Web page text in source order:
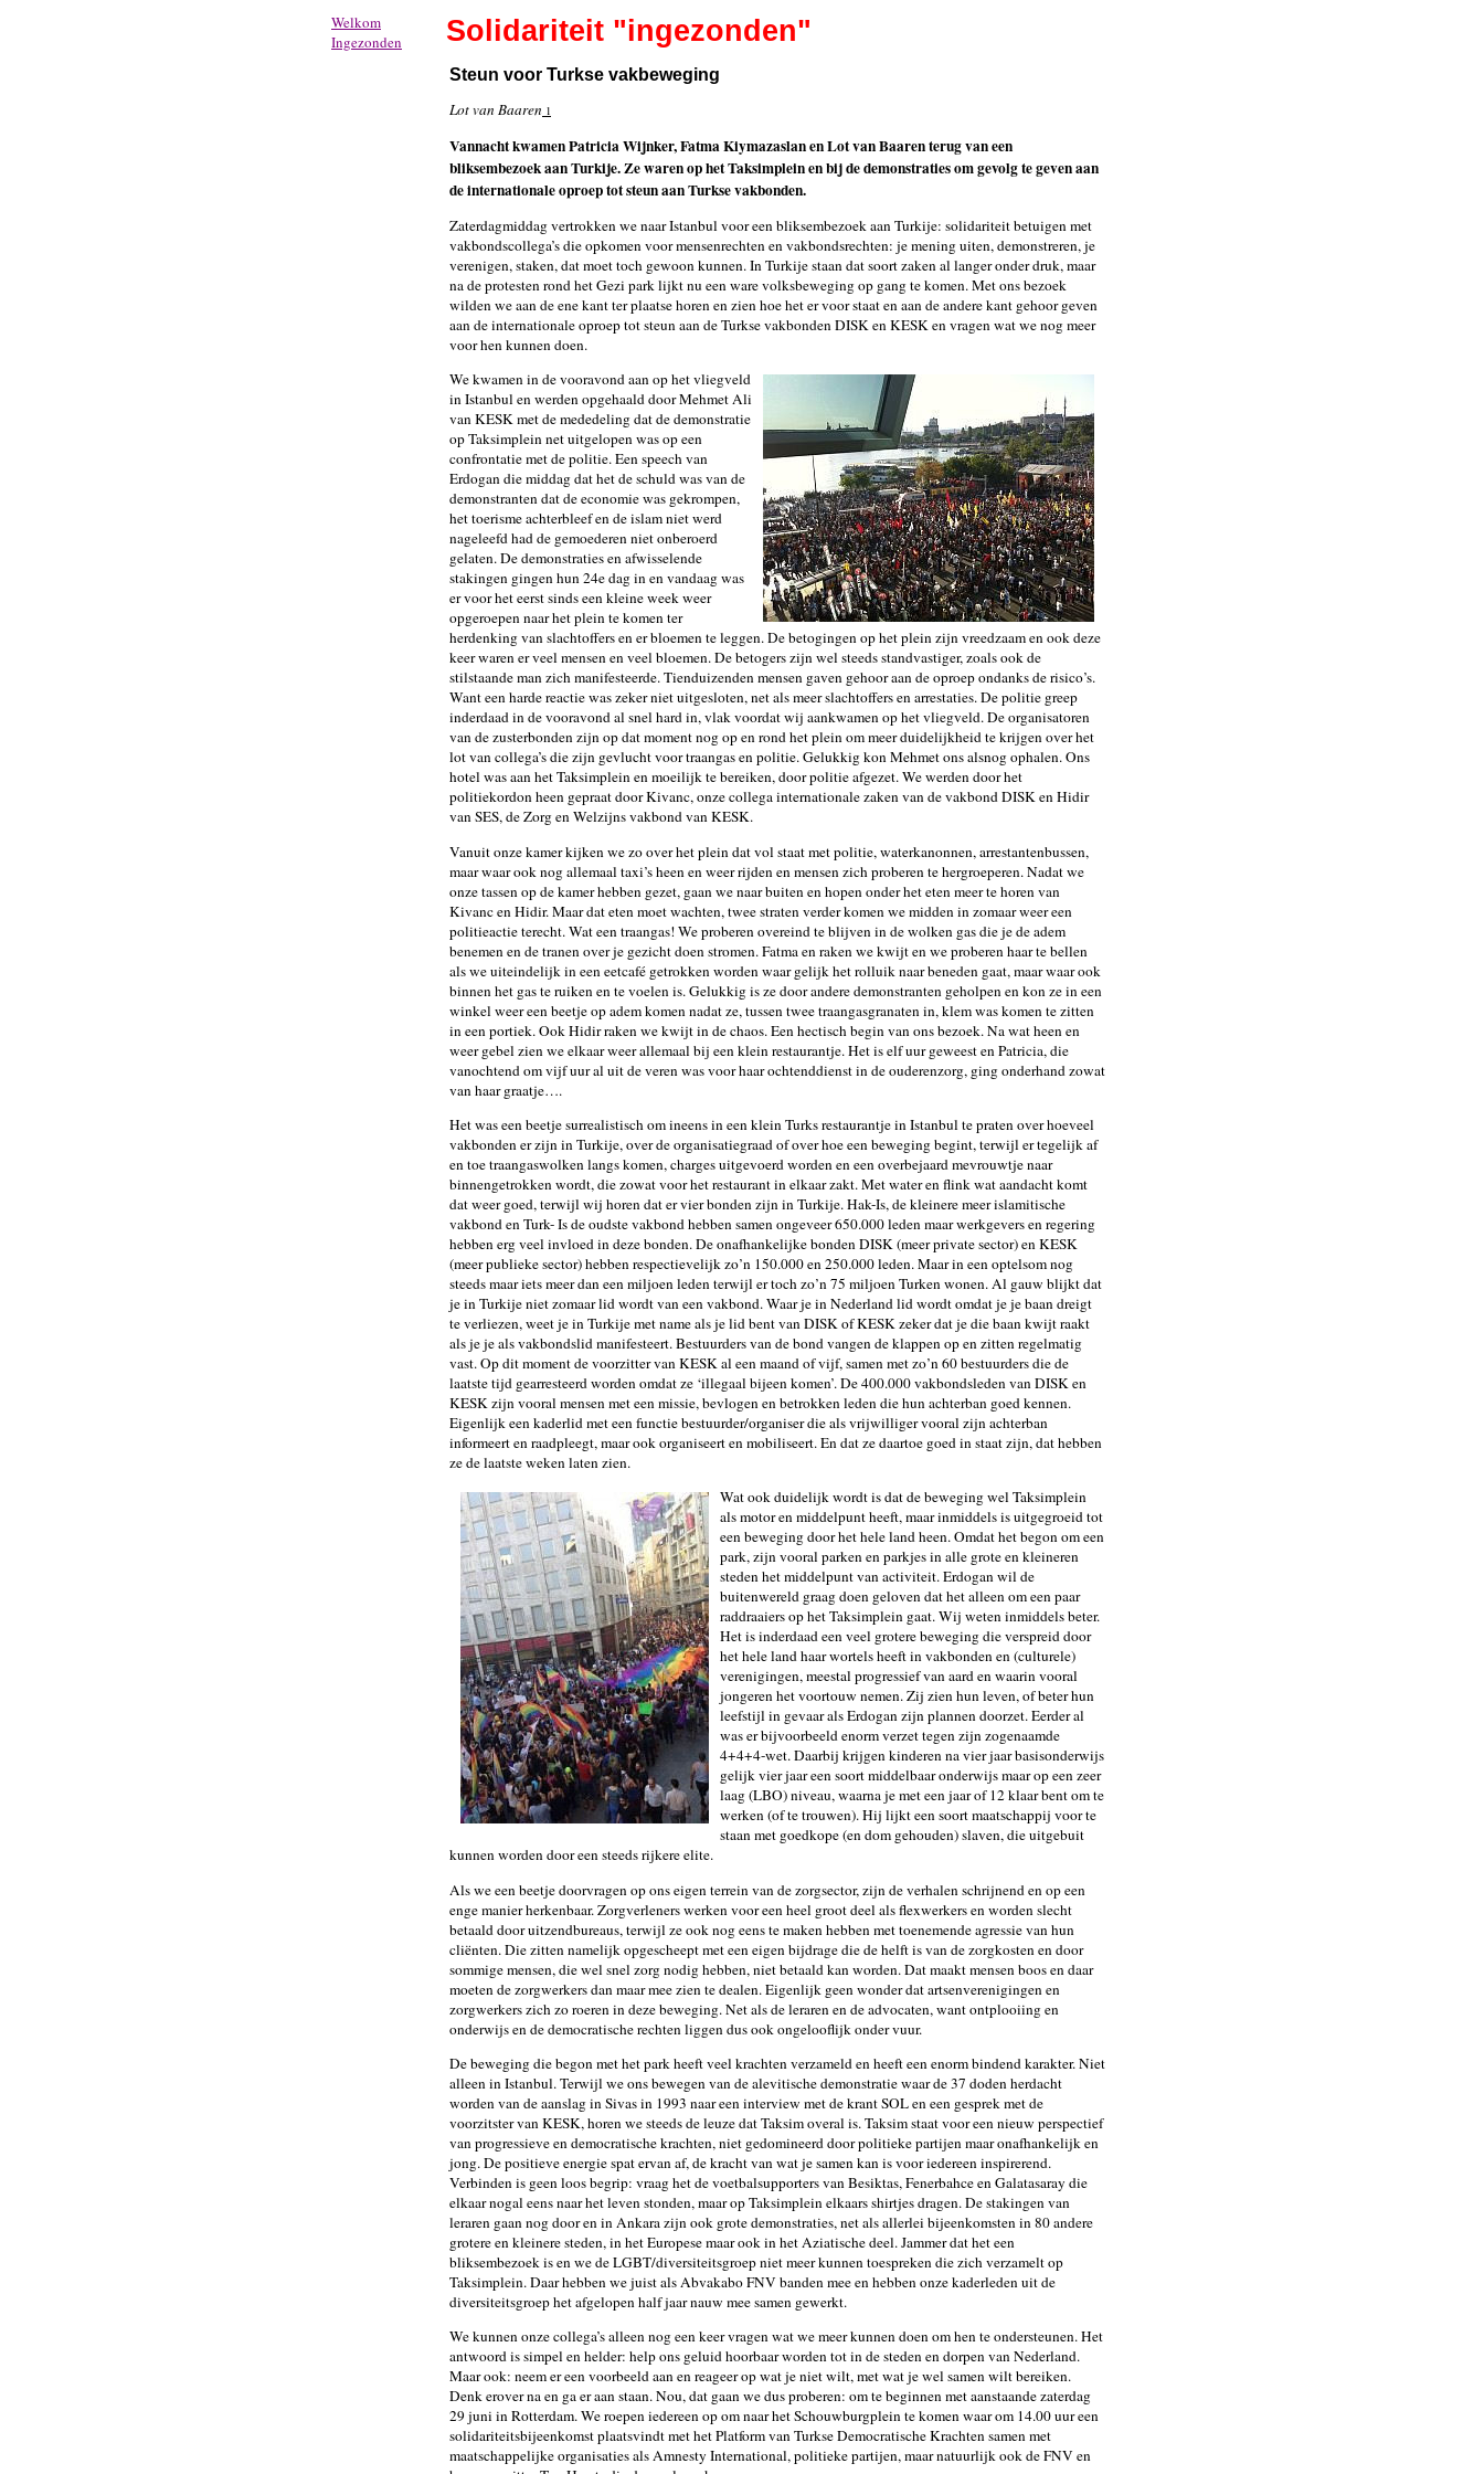
Welkom
Ingezonden
Solidariteit "ingezonden"
Steun voor Turkse vakbeweging
Lot van Baaren 1
Vannacht kwamen Patricia Wijnker, Fatma Kiymazaslan en Lot van Baaren terug van een
bliksembezoek aan Turkije. Ze waren op het Taksimplein en bij de demonstraties om gevolg te geven aan
de internationale oproep tot steun aan Turkse vakbonden.
Zaterdagmiddag vertrokken we naar Istanbul voor een bliksembezoek aan Turkije: solidariteit betuigen met
vakbondscollega’s die opkomen voor mensenrechten en vakbondsrechten: je mening uiten, demonstreren, je
verenigen, staken, dat moet toch gewoon kunnen. In Turkije staan dat soort zaken al langer onder druk, maar
na de protesten rond het Gezi park lijkt nu een ware volksbeweging op gang te komen. Met ons bezoek
wilden we aan de ene kant ter plaatse horen en zien hoe het er voor staat en aan de andere kant gehoor geven
aan de internationale oproep tot steun aan de Turkse vakbonden DISK en KESK en vragen wat we nog meer
voor hen kunnen doen.
We kwamen in de vooravond aan op het vliegveld
in Istanbul en werden opgehaald door Mehmet Ali
van KESK met de mededeling dat de demonstratie
op Taksimplein net uitgelopen was op een
confrontatie met de politie. Een speech van
Erdogan die middag dat het de schuld was van de
demonstranten dat de economie was gekrompen,
het toerisme achterbleef en de islam niet werd
nageleefd had de gemoederen niet onberoerd
gelaten. De demonstraties en afwisselende
stakingen gingen hun 24e dag in en vandaag was
er voor het eerst sinds een kleine week weer
opgeroepen naar het plein te komen ter
herdenking van slachtoffers en er bloemen te leggen. De betogingen op het plein zijn vreedzaam en ook deze
keer waren er veel mensen en veel bloemen. De betogers zijn wel steeds standvastiger, zoals ook de
stilstaande man zich manifesteerde. Tienduizenden mensen gaven gehoor aan de oproep ondanks de risico’s.
Want een harde reactie was zeker niet uitgesloten, net als meer slachtoffers en arrestaties. De politie greep
inderdaad in de vooravond al snel hard in, vlak voordat wij aankwamen op het vliegveld. De organisatoren
van de zusterbonden zijn op dat moment nog op en rond het plein om meer duidelijkheid te krijgen over het
lot van collega’s die zijn gevlucht voor traangas en politie. Gelukkig kon Mehmet ons alsnog ophalen. Ons
hotel was aan het Taksimplein en moeilijk te bereiken, door politie afgezet. We werden door het
politiekordon heen gepraat door Kivanc, onze collega internationale zaken van de vakbond DISK en Hidir
van SES, de Zorg en Welzijns vakbond van KESK.
Vanuit onze kamer kijken we zo over het plein dat vol staat met politie, waterkanonnen, arrestantenbussen,
maar waar ook nog allemaal taxi’s heen en weer rijden en mensen zich proberen te hergroeperen. Nadat we
onze tassen op de kamer hebben gezet, gaan we naar buiten en hopen onder het eten meer te horen van
Kivanc en Hidir. Maar dat eten moet wachten, twee straten verder komen we midden in zomaar weer een
politieactie terecht. Wat een traangas! We proberen overeind te blijven in de wolken gas die je de adem
benemen en de tranen over je gezicht doen stromen. Fatma en raken we kwijt en we proberen haar te bellen
als we uiteindelijk in een eetcafé getrokken worden waar gelijk het rolluik naar beneden gaat, maar waar ook
binnen het gas te ruiken en te voelen is. Gelukkig is ze door andere demonstranten geholpen en kon ze in een
winkel weer een beetje op adem komen nadat ze, tussen twee traangasgranaten in, klem was komen te zitten
in een portiek. Ook Hidir raken we kwijt in de chaos. Een hectisch begin van ons bezoek. Na wat heen en
weer gebel zien we elkaar weer allemaal bij een klein restaurantje. Het is elf uur geweest en Patricia, die
vanochtend om vijf uur al uit de veren was voor haar ochtenddienst in de ouderenzorg, ging onderhand zowat
van haar graatje….
Het was een beetje surrealistisch om ineens in een klein Turks restaurantje in Istanbul te praten over hoeveel
vakbonden er zijn in Turkije, over de organisatiegraad of over hoe een beweging begint, terwijl er tegelijk af
en toe traangaswolken langs komen, charges uitgevoerd worden en een overbejaard mevrouwtje naar
binnengetrokken wordt, die zowat voor het restaurant in elkaar zakt. Met water en flink wat aandacht komt
dat weer goed, terwijl wij horen dat er vier bonden zijn in Turkije. Hak-Is, de kleinere meer islamitische
vakbond en Turk- Is de oudste vakbond hebben samen ongeveer 650.000 leden maar werkgevers en regering
hebben erg veel invloed in deze bonden. De onafhankelijke bonden DISK (meer private sector) en KESK
(meer publieke sector) hebben respectievelijk zo’n 150.000 en 250.000 leden. Maar in een optelsom nog
steeds maar iets meer dan een miljoen leden terwijl er toch zo’n 75 miljoen Turken wonen. Al gauw blijkt dat
je in Turkije niet zomaar lid wordt van een vakbond. Waar je in Nederland lid wordt omdat je je baan dreigt
te verliezen, weet je in Turkije met name als je lid bent van DISK of KESK zeker dat je die baan kwijt raakt
als je je als vakbondslid manifesteert. Bestuurders van de bond vangen de klappen op en zitten regelmatig
vast. Op dit moment de voorzitter van KESK al een maand of vijf, samen met zo’n 60 bestuurders die de
laatste tijd gearresteerd worden omdat ze ‘illegaal bijeen komen’. De 400.000 vakbondsleden van DISK en
KESK zijn vooral mensen met een missie, bevlogen en betrokken leden die hun achterban goed kennen.
Eigenlijk een kaderlid met een functie bestuurder/organiser die als vrijwilliger vooral zijn achterban
informeert en raadpleegt, maar ook organiseert en mobiliseert. En dat ze daartoe goed in staat zijn, dat hebben
ze de laatste weken laten zien.
Wat ook duidelijk wordt is dat de beweging wel Taksimplein
als motor en middelpunt heeft, maar inmiddels is uitgegroeid tot
een beweging door het hele land heen. Omdat het begon om een
park, zijn vooral parken en parkjes in alle grote en kleineren
steden het middelpunt van activiteit. Erdogan wil de
buitenwereld graag doen geloven dat het alleen om een paar
raddraaiers op het Taksimplein gaat. Wij weten inmiddels beter.
Het is inderdaad een veel grotere beweging die verspreid door
het hele land haar wortels heeft in vakbonden en (culturele)
verenigingen, meestal progressief van aard en waarin vooral
jongeren het voortouw nemen. Zij zien hun leven, of beter hun
leefstijl in gevaar als Erdogan zijn plannen doorzet. Eerder al
was er bijvoorbeeld enorm verzet tegen zijn zogenaamde
4+4+4-wet. Daarbij krijgen kinderen na vier jaar basisonderwijs
gelijk vier jaar een soort middelbaar onderwijs maar op een zeer
laag (LBO) niveau, waarna je met een jaar of 12 klaar bent om te
werken (of te trouwen). Hij lijkt een soort maatschappij voor te
staan met goedkope (en dom gehouden) slaven, die uitgebuit
kunnen worden door een steeds rijkere elite.
Als we een beetje doorvragen op ons eigen terrein van de zorgsector, zijn de verhalen schrijnend en op een
enge manier herkenbaar. Zorgverleners werken voor een heel groot deel als flexwerkers en worden slecht
betaald door uitzendbureaus, terwijl ze ook nog eens te maken hebben met toenemende agressie van hun
cliënten. Die zitten namelijk opgescheept met een eigen bijdrage die de helft is van de zorgkosten en door
sommige mensen, die wel snel zorg nodig hebben, niet betaald kan worden. Dat maakt mensen boos en daar
moeten de zorgwerkers dan maar mee zien te dealen. Eigenlijk geen wonder dat artsenverenigingen en
zorgwerkers zich zo roeren in deze beweging. Net als de leraren en de advocaten, want ontplooiing en
onderwijs en de democratische rechten liggen dus ook ongelooflijk onder vuur.
De beweging die begon met het park heeft veel krachten verzameld en heeft een enorm bindend karakter. Niet
alleen in Istanbul. Terwijl we ons bewegen van de alevitische demonstratie waar de 37 doden herdacht
worden van de aanslag in Sivas in 1993 naar een interview met de krant SOL en een gesprek met de
voorzitster van KESK, horen we steeds de leuze dat Taksim overal is. Taksim staat voor een nieuw perspectief
van progressieve en democratische krachten, niet gedomineerd door politieke partijen maar onafhankelijk en
jong. De positieve energie spat ervan af, de kracht van wat je samen kan is voor iedereen inspirerend.
Verbinden is geen loos begrip: vraag het de voetbalsupporters van Besiktas, Fenerbahce en Galatasaray die
elkaar nogal eens naar het leven stonden, maar op Taksimplein elkaars shirtjes dragen. De stakingen van
leraren gaan nog door en in Ankara zijn ook grote demonstraties, net als allerlei bijeenkomsten in 80 andere
grotere en kleinere steden, in het Europese maar ook in het Aziatische deel. Jammer dat het een
bliksembezoek is en we de LGBT/diversiteitsgroep niet meer kunnen toespreken die zich verzamelt op
Taksimplein. Daar hebben we juist als Abvakabo FNV banden mee en hebben onze kaderleden uit de
diversiteitsgroep het afgelopen half jaar nauw mee samen gewerkt.
We kunnen onze collega’s alleen nog een keer vragen wat we meer kunnen doen om hen te ondersteunen. Het
antwoord is simpel en helder: help ons geluid hoorbaar worden tot in de steden en dorpen van Nederland.
Maar ook: neem er een voorbeeld aan en reageer op wat je niet wilt, met wat je wel samen wilt bereiken.
Denk erover na en ga er aan staan. Nou, dat gaan we dus proberen: om te beginnen met aanstaande zaterdag
29 juni in Rotterdam. We roepen iedereen op om naar het Schouwburgplein te komen waar om 14.00 uur een
solidariteitsbijeenkomst plaatsvindt met het Platform van Turkse Democratische Krachten samen met
maatschappelijke organisaties als Amnesty International, politieke partijen, maar natuurlijk ook de FNV en